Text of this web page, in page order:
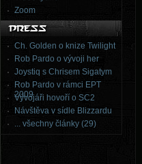
Zoom
Ch. Golden o knize Twilight
Rob Pardo o vývoji her
Joystiq s Chrisem Sigatym
Rob Pardo v rámci EPT
2009
Vývojáři hovoří o SC2
Návštěva v sídle Blizzardu
... všechny články (29)